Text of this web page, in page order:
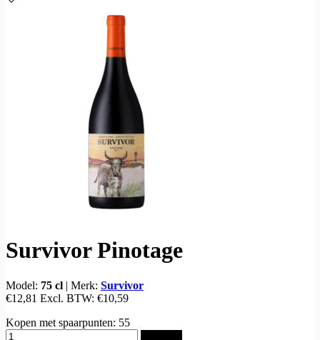
Survivor Pinotage
Model: 75 cl | Merk: Survivor
€12,81 Excl. BTW: €10,59
Kopen met spaarpunten: 55